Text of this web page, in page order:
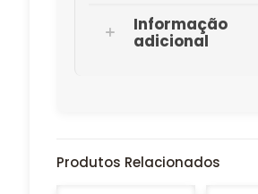
Informação
adicional
Produtos Relacionados